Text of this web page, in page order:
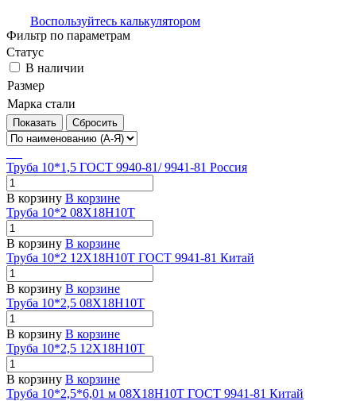
Воспользуйтесь калькулятором
Фильтр по параметрам
Статус
В наличии
Размер
Марка стали
Сбросить
Труба 10*1,5 ГОСТ 9940-81/ 9941-81 Россия
В корзину В корзине
Труба 10*2 08Х18Н10Т
В корзину В корзине
Труба 10*2 12Х18Н10Т ГОСТ 9941-81 Китай
В корзину В корзине
Труба 10*2,5 08Х18Н10Т
В корзину В корзине
Труба 10*2,5 12Х18Н10Т
В корзину В корзине
Труба 10*2,5*6,01 м 08Х18Н10Т ГОСТ 9941-81 Китай